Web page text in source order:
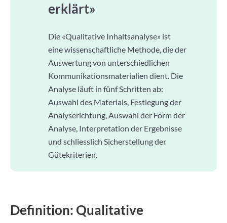
erklärt»
Die «Qualitative Inhaltsanalyse» ist
eine wissenschaftliche Methode, die der
Auswertung von unterschiedlichen
Kommunikationsmaterialien dient. Die
Analyse läuft in fünf Schritten ab:
Auswahl des Materials, Festlegung der
Analyserichtung, Auswahl der Form der
Analyse, Interpretation der Ergebnisse
und schliesslich Sicherstellung der
Gütekriterien.
Definition: Qualitative